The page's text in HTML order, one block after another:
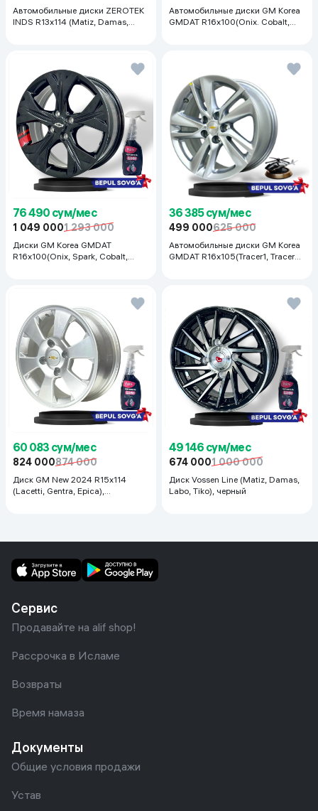
Автомобильные диски ZEROTEK
INDS R13x114 (Matiz, Damas,
Автомобильные диски GM Korea
GMDAT R16x100(Onix. Cobalt,
76 490 сум/мес
1 049 0001 293 000
Диски GM Korea GMDAT
R16x100(Onix, Spark, Cobalt,
36 385 сум/мес
499 000625 000
Автомобильные диски GM Korea
GMDAT R16x105(Tracer1, Tracer2)
60 083 сум/мес
824 000874 000
Диск GM New 2024 R15x114
(Lacetti, Gentra, Epica),
49 146 сум/мес
674 0001 000 000
Диск Vossen Line (Matiz, Damas,
Labo, Tiko), черный
Сервис
Продавайте на alif shop!
Рассрочка в Исламе
Возвраты
Время намаза
Документы
Общие условия продажи
Устав